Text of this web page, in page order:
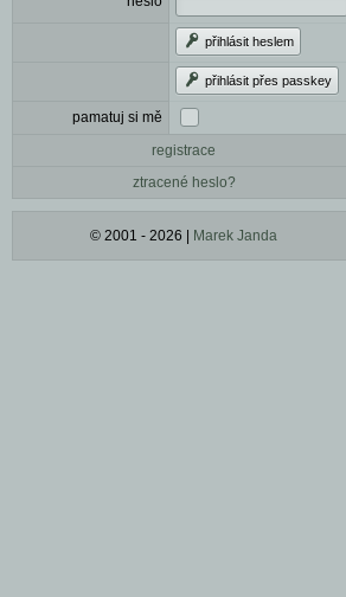
přihlásit heslem
přihlásit přes passkey
pamatuj si mě
registrace
ztracené heslo?
© 2001 - 2026 | Marek Janda